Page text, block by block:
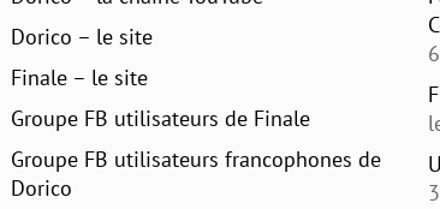
Dorico – le site
Finale – le site
Groupe FB utilisateurs de Finale
Groupe FB utilisateurs francophones de
Dorico